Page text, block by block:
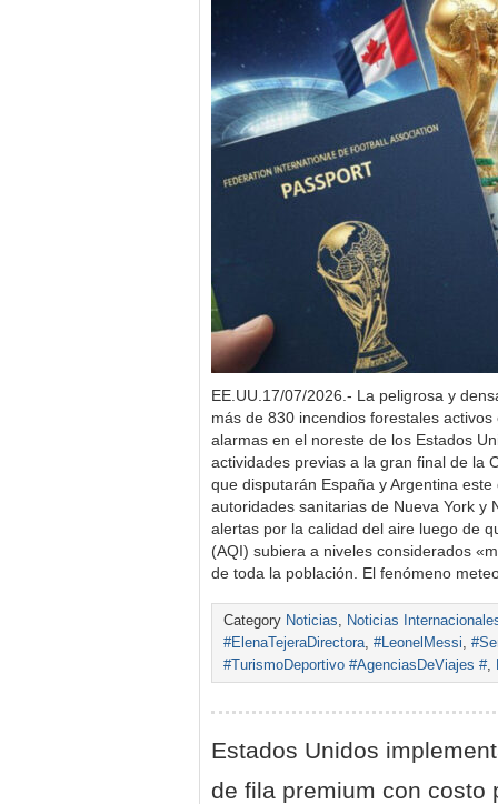
EE.UU.17/07/2026.- La peligrosa y
más de 830 incendios forestales
alarmas en el noreste de los Estados
actividades previas a la gran final de la
que disputarán España y Argentina
autoridades sanitarias de Nueva York y
alertas por la calidad del aire luego de
(AQI) subiera a niveles considerados
de toda la población. El fenómeno
Category Noticias, Noticias
#ElenaTejeraDirectora, #LeonelMessi,
#TurismoDeportivo #AgenciasDeViajes #,
Estados Unidos
de fila premium con costo